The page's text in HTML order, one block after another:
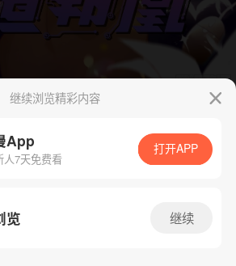
App免费看
腾漫App免费看
继续浏览精彩内容
App
人7天免费看
打开APP
览 继续